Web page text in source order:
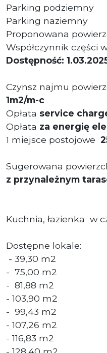
Parking podziemny
Parking naziemny
Proponowana
Współczynnik części
Dostępność:
Czynsz najmu
1m2/m-c
Opłata service
Opłata za energię
1 miejsce postojowe
Sugerowana
z przynależnym
Kuchnia, łazienka w
Dostępne lokale:
- 39,30 m2
- 75,00 m2
- 81,88 m2
- 103,90 m2
- 99,43 m2
- 107,26 m2
- 116,83 m2